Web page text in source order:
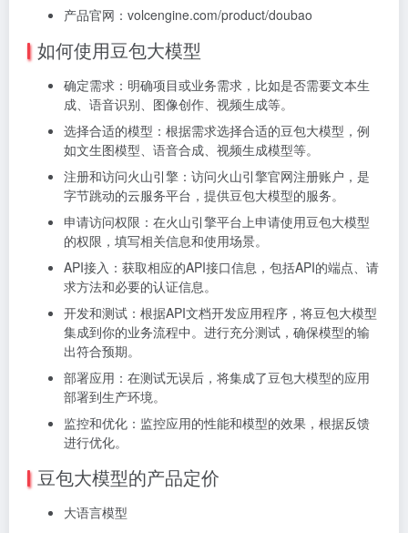
产品官网：volcengine.com/product/doubao
如何使用豆包大模型
确定需求： 明确项目或业务需求，比如是否需要文本生
成、语音识别、图像创作、视频生成等。
选择合适的模型： 根据需求选择合适的豆包大模型，例
如文生图模型、语音合成、视频生成模型等。
注册和访问火山引擎： 访问火山引擎官网注册账户，是
字节跳动的云服务平台，提供豆包大模型的服务。
申请访问权限： 在火山引擎平台上申请使用豆包大模型
的权限，填写相关信息和使用场景。
API接入： 获取相应的API接口信息，包括API的端点、请
求方法和必要的认证信息。
开发和测试： 根据API文档开发应用程序，将豆包大模型
集成到你的业务流程中。 进行充分测试，确保模型的输
出符合预期。
部署应用： 在测试无误后，将集成了豆包大模型的应用
部署到生产环境。
监控和优化： 监控应用的性能和模型的效果，根据反馈
进行优化。
豆包大模型的产品定价
大语言模型